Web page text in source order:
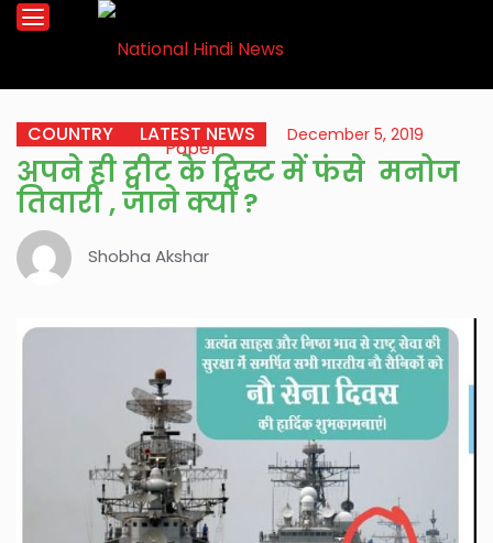
COUNTRY LATEST NEWS December 5, 2019
अपने ही ट्वीट के ट्विस्ट में फंसे मनोज
तिवारी , जाने क्यों ?
Shobha Akshar